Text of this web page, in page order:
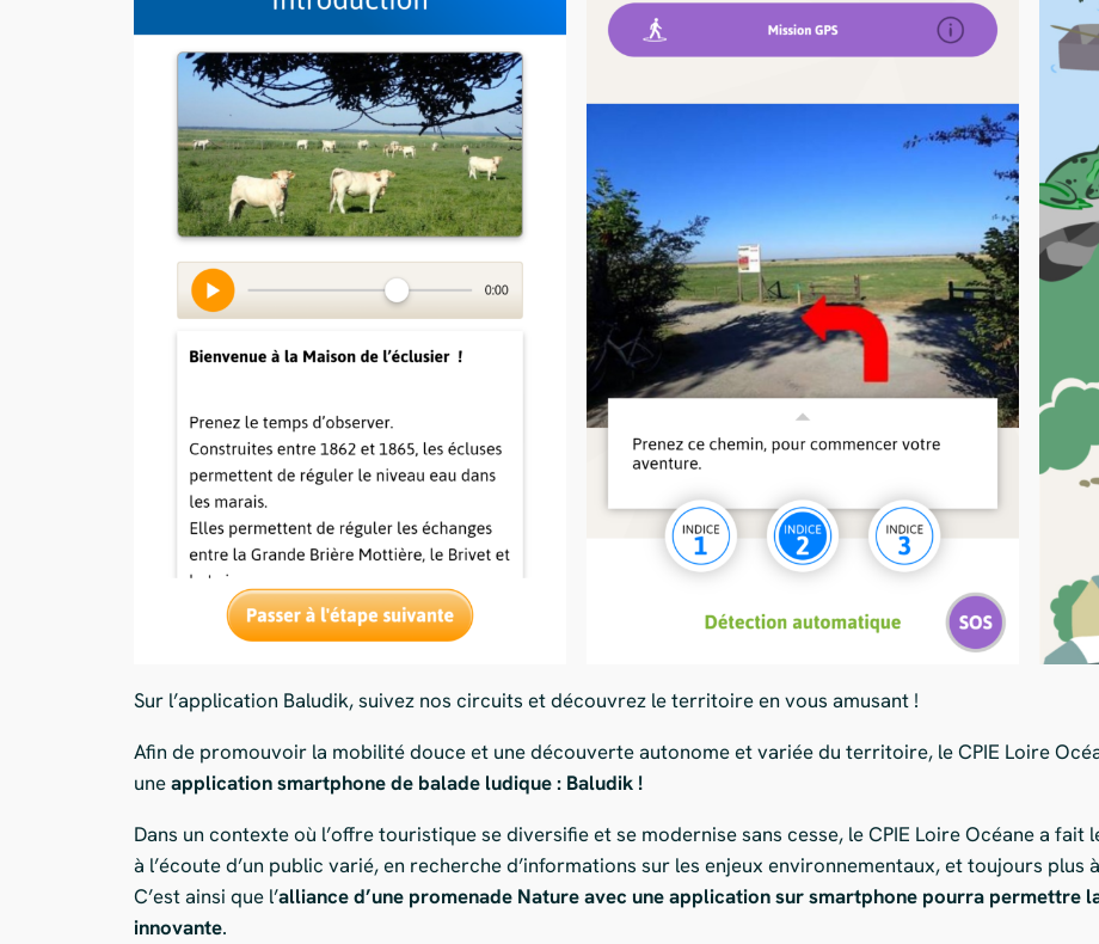
Sur l’application Baludik, suivez nos circuits et découvrez le territoire en vous amusant !
Afin de promouvoir la mobilité douce et une découverte autonome et variée du territoire, le CPIE Loire
uneapplication smartphone de balade ludique : Baludik !
Dans un contexte où l’offre touristique se diversifie et se modernise sans cesse, le CPIE Loire Océane a
à l’écoute d’un public varié, en recherche d’informations sur les enjeux environnementaux, et toujours plus
C’est ainsi que l’alliance d’une promenade Nature avec une application sur smartphone pourra permettre
innovante.